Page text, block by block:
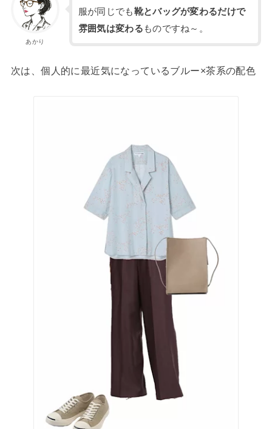
あかり
服が同じでも靴とバッグが変わるだけで
雰囲気は変わる ものですね～。
次は、個人的に最近気になっているブルー×茶系の配色